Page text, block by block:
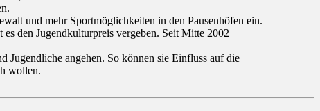
und mehr Sportmöglichkeiten in den Pausenhöfen ein.
den Jugendkulturpreis vergeben. Seit Mitte 2002
Jugendliche angehen. So können sie Einfluss auf die
wollen.